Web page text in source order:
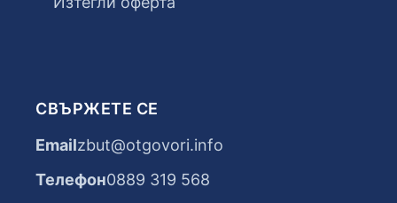
СВЪРЖЕТЕ СЕ
Emailzbut@otgovori.info
Телефон0889 319 568